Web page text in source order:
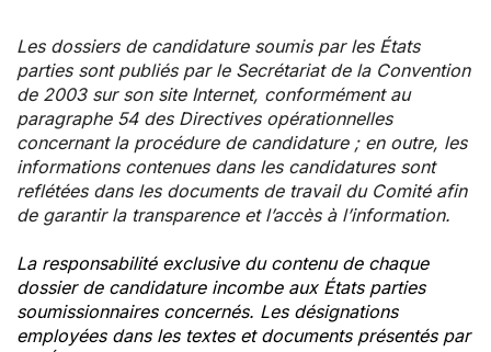
Les dossiers de candidature soumis par les États
parties sont publiés par le Secrétariat de la Convention
de 2003 sur son site Internet, conformément au
paragraphe 54 des Directives opérationnelles
concernant la procédure de candidature ; en outre, les
informations contenues dans les candidatures sont
reflétées dans les documents de travail du Comité afin
de garantir la transparence et l’accès à l’information.
La responsabilité exclusive du contenu de chaque
dossier de candidature incombe aux États parties
soumissionnaires concernés. Les désignations
employées dans les textes et documents présentés par